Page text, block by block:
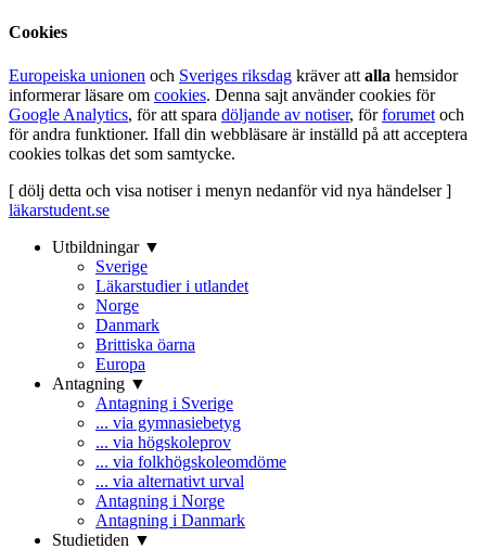
Cookies
Europeiska unionen och Sveriges riksdag kräver att alla hemsidor
informerar läsare om cookies. Denna sajt använder cookies för
Google Analytics, för att spara döljande av notiser, förforumet och
för andra funktioner. Ifall din webbläsare är inställd på att acceptera
cookies tolkas det som samtycke.
[ dölj detta och visa notiser i menyn nedanför vid nya händelser ]
läkarstudent.se
Utbildningar ▼
Sverige
Läkarstudier i utlandet
Norge
Danmark
Brittiska öarna
Europa
Antagning ▼
Antagning i Sverige
... via gymnasiebetyg
... via högskoleprov
... via folkhögskoleomdöme
... via alternativt urval
Antagning i Norge
Antagning i Danmark
Studietiden ▼